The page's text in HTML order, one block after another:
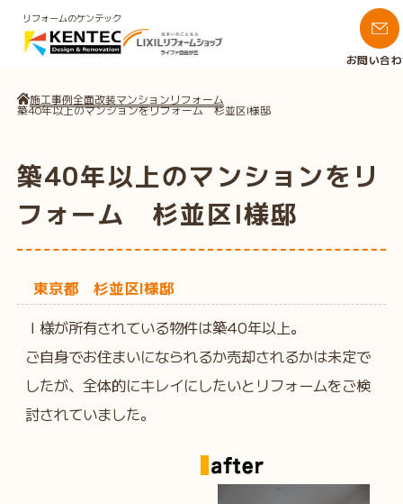
リフォームのケンテック
お問い合
施工事例全面改装マンションリフォーム
築40年以上のマンションをリフォーム 杉並区I様邸
築40年以上のマンションをリ
フォーム 杉並区I様邸
東京都 杉並区I様邸
Ｉ様が所有されている物件は築40年以上。
ご自身でお住まいになられるか売却されるかは未定で
したが、全体的にキレイにしたいとリフォームをご検
討されていました。